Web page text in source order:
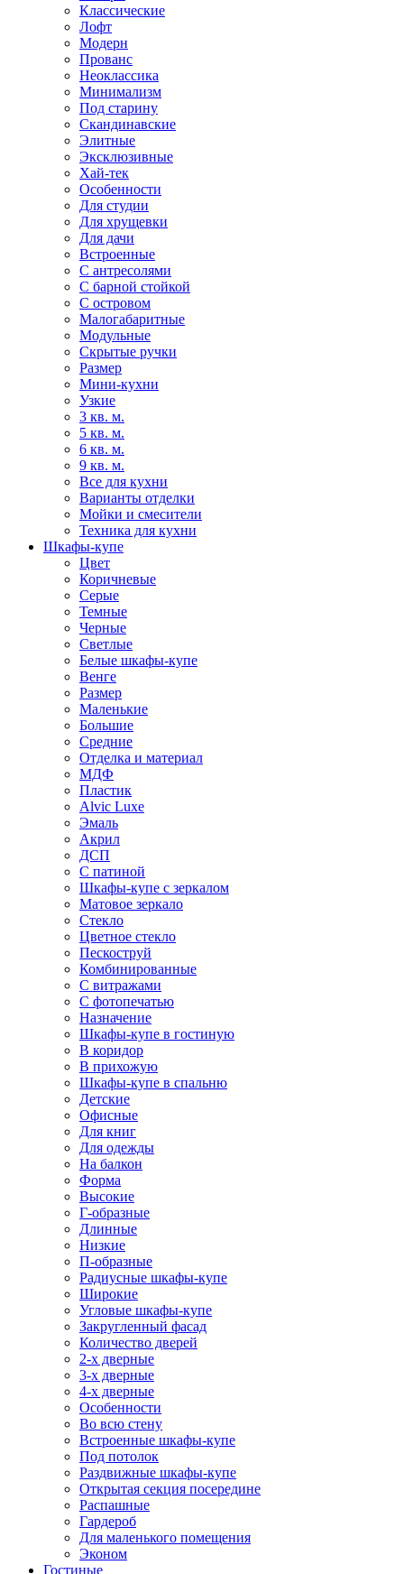
Классические
Лофт
Модерн
Прованс
Неоклассика
Минимализм
Под старину
Скандинавские
Элитные
Эксклюзивные
Хай-тек
Особенности
Для студии
Для хрущевки
Для дачи
Встроенные
С антресолями
С барной стойкой
С островом
Малогабаритные
Модульные
Скрытые ручки
Размер
Мини-кухни
Узкие
3 кв. м.
5 кв. м.
6 кв. м.
9 кв. м.
Все для кухни
Варианты отделки
Мойки и смесители
Техника для кухни
Шкафы-купе
Цвет
Коричневые
Серые
Темные
Черные
Светлые
Белые шкафы-купе
Венге
Размер
Маленькие
Большие
Средние
Отделка и материал
МДФ
Пластик
Alvic Luxe
Эмаль
Акрил
ДСП
С патиной
Шкафы-купе с зеркалом
Матовое зеркало
Стекло
Цветное стекло
Пескоструй
Комбинированные
С витражами
С фотопечатью
Назначение
Шкафы-купе в гостиную
В коридор
В прихожую
Шкафы-купе в спальню
Детские
Офисные
Для книг
Для одежды
На балкон
Форма
Высокие
Г-образные
Длинные
Низкие
П-образные
Радиусные шкафы-купе
Широкие
Угловые шкафы-купе
Закругленный фасад
Количество дверей
2-х дверные
3-х дверные
4-х дверные
Особенности
Во всю стену
Встроенные шкафы-купе
Под потолок
Раздвижные шкафы-купе
Открытая секция посередине
Распашные
Гардероб
Для маленького помещения
Эконом
Гостиные